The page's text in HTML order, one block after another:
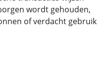
wordt gehouden,
of verdacht gebruik